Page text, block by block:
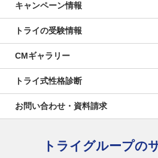
キャンペーン情報
トライの受験情報
CMギャラリー
トライ式性格診断
お問い合わせ・資料請求
トライグループの